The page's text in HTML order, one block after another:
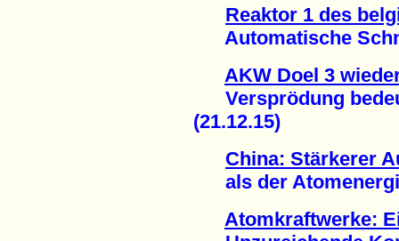
Reaktor 1 des
Automatische
AKW Doel 3
Versprödung
(21.12.15)
China: Stärkerer
als der
Atomkraftwerke: